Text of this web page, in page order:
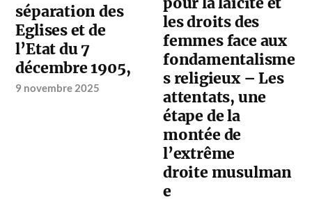
séparation des
Eglises et de
l’Etat du 7
décembre 1905,
9 novembre 2025
les droits des
femmes face aux
fondamentalisme
s religieux – Les
attentats, une
étape de la
montée de
l’extrême
droite musulman
e